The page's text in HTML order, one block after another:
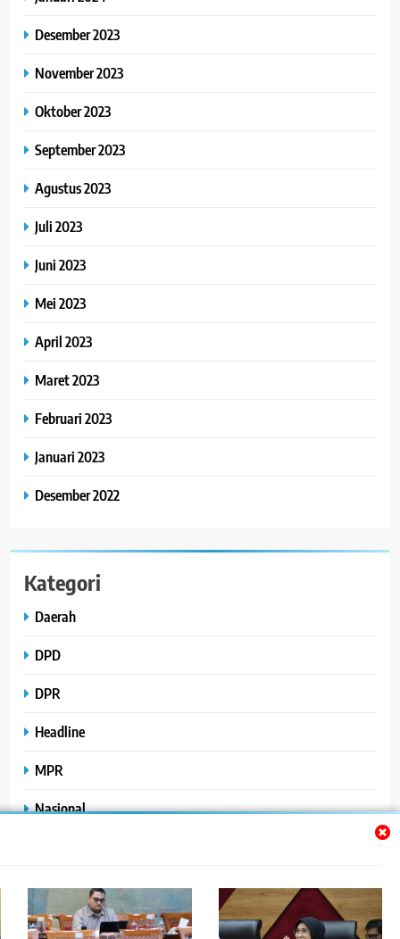
Desember 2023
November 2023
Oktober 2023
September 2023
Agustus 2023
Juli 2023
Juni 2023
Mei 2023
April 2023
Maret 2023
Februari 2023
Januari 2023
Desember 2022
Kategori
Daerah
DPD
DPR
Headline
MPR
Nasional
Polhukam
Uncategorized